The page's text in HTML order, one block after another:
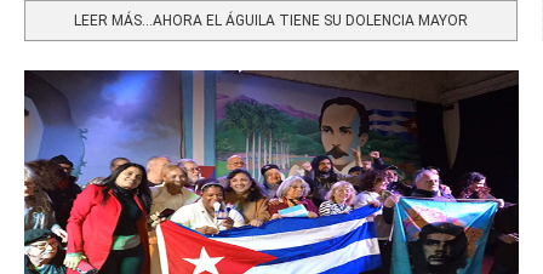
LEER MÁS…AHORA EL ÁGUILA TIENE SU DOLENCIA MAYOR